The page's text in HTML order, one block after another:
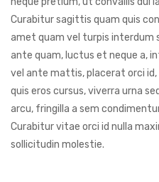
Curabitur sagittis quam quis
amet quam vel turpis interdum
ante quam, luctus et neque a,
vel ante mattis, placerat orci id,
quis eros cursus, viverra urna
arcu, fringilla a sem
Curabitur vitae orci id nulla
sollicitudin molestie.